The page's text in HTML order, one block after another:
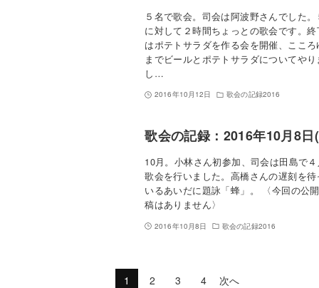
５名で歌会。司会は阿波野さんでした
に対して２時間ちょっとの歌会です。終
はポテトサラダを作る会を開催、こころ
までビールとポテトサラダについてやり
し…
2016年10月12日 歌会の記録2016
歌会の記録：2016年10月8日
10月。小林さん初参加、司会は田島で
歌会を行いました。高橋さんの遅刻を待
いるあいだに題詠「蜂」。 〈今回の公
稿はありません〉
2016年10月8日 歌会の記録2016
1 2 3 4 次へ